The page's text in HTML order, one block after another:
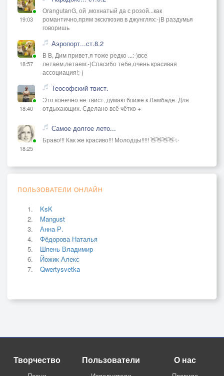
19:03
OrangutanG, ой ,мохнатый да с розой...как
романтично,прям эксклюзив в джунглях:-)В раздумья
говоришь
18:57
Аэропорт...ст.8.2
В В, Дим привет,я тоже редко ...:-)все
летаем,летаем:-)Спасибо тебе,очень красивая
ассоциация!;-)
18:40
Теософский твист.
Это конечно не твист, думаю ближе к Ламбаде. Для
отдыхающих. Сделано всё чётко +
18:25
Самое долгое лето...
Браво!!! Как же красиво!!! Молодцы!!!!! 👋👋👋👋✨
ПОЛЬЗОВАТЕЛИ ОНЛАЙН
KsK
Mangust
Анна Р.
Фёдорова Наталья
Шпень Владимир
Йожик Алекс
Qwertysvetka
Творчество Пользователи О нас